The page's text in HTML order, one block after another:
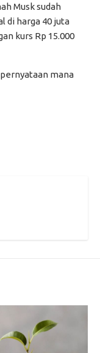
Musk sudah
di harga 40 juta
kurs Rp 15.000
mana